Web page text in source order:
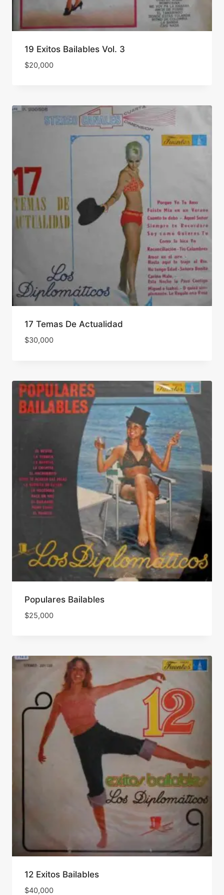
19 Exitos Bailables Vol. 3
$20,000
17 Temas De Actualidad
$30,000
Populares Bailables
$25,000
12 Exitos Bailables
$40,000